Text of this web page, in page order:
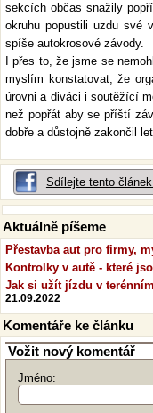
sekcích občas snažily
okruhu popustili uzdu své
spíše autokrosové závody.
I přes to, že jsme se
myslím konstatovat, že
úrovni a diváci i soutěžící
než popřát aby se příští
dobře a důstojně zakončil
Sdílejte tento
Aktuálně píšeme
Přestavba aut pro firmy,
Kontrolky v autě - které
Jak si užít jízdu v
21.09.2022
Komentáře ke článku
Vožit nový komentář
Jméno: